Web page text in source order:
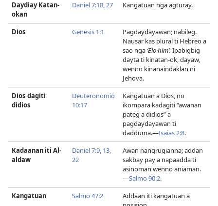
Daydiay Katan-
okan
Daniel 7:​18,27 Kangatuan nga agturay.
Dios Genesis 1:1
Pagdaydayawan; nabileg.
Nausar kas plural ti Hebreo a
sao nga ʼElo·himʹ. Ipabigbig
dayta ti kinatan-ok, dayaw,
wenno kinanaindaklan ni
Jehova.
Dios dagiti
didios
Deuteronomio
10:17
Kangatuan a Dios, no
ikompara kadagiti “awanan
pateg a didios” a
pagdaydayawan ti
dadduma.​—Isaias 2:8.
Kadaanan iti Al-
aldaw
Daniel 7:​9, 13,
22
Awan nangrugianna; addan
sakbay pay a napaadda ti
asinoman wenno aniaman.​
—Salmo 90:2.
Kangatuan
Salmo 47:2
Addaan iti kangatuan a